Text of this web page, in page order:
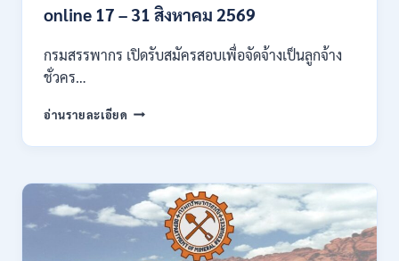
ภาค
ก
กพ.
10
17
2569
online 17 – 31 สิงหาคม 2569
กรมสรรพากร เปิดรับสมัครสอบเพื่อจัดจ้างเป็นลูกจ้าง
ชั่วคร…
อ่านรายละเอียด กรม
เปิด
สมัคร
งาน
138